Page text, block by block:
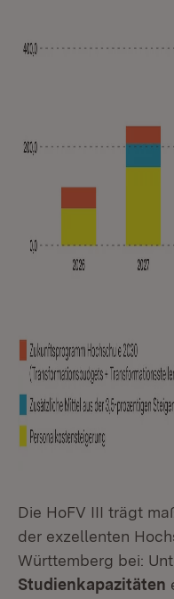
Die HoFV III trägt
der exzellenten
Württemberg bei:
Studienkapazitäten